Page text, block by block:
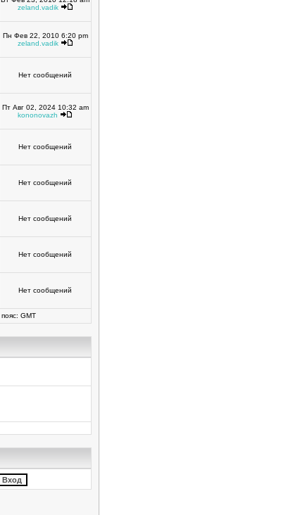
zeland.vadik
Пн Фев 22, 2010 6:20 pm
zeland.vadik
Нет сообщений
Пт Авг 02, 2024 10:32 am
kononovazh
Нет сообщений
Нет сообщений
Нет сообщений
Нет сообщений
Нет сообщений
GMT